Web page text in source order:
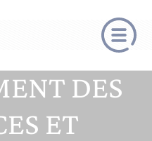
DES
ET